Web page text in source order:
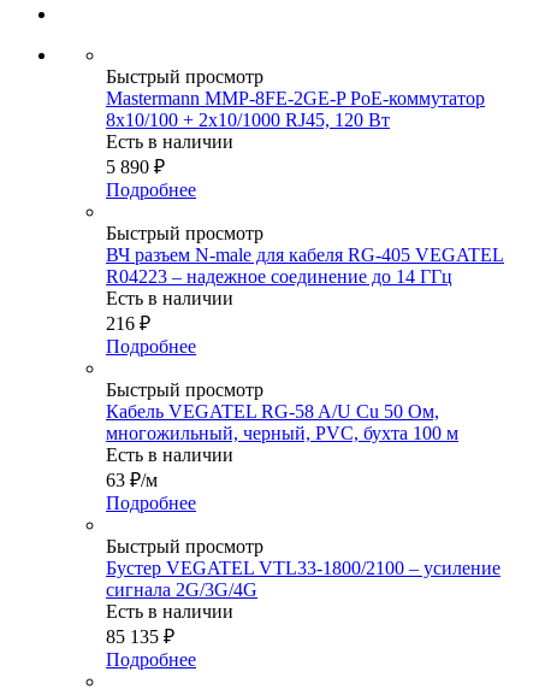
Быстрый просмотр
Mastermann MMP-8FE-2GE-P PoE-коммутатор
8x10/100 + 2x10/1000 RJ45, 120 Вт
Есть в наличии
5 890 ₽
Подробнее
Быстрый просмотр
ВЧ разъем N-male для кабеля RG-405 VEGATEL
R04223 – надежное соединение до 14 ГГц
Есть в наличии
216 ₽
Подробнее
Быстрый просмотр
Кабель VEGATEL RG-58 A/U Cu 50 Ом,
многожильный, черный, PVC, бухта 100 м
Есть в наличии
63 ₽/м
Подробнее
Быстрый просмотр
Бустер VEGATEL VTL33-1800/2100 – усиление
сигнала 2G/3G/4G
Есть в наличии
85 135 ₽
Подробнее